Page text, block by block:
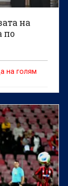
на
по
на голям